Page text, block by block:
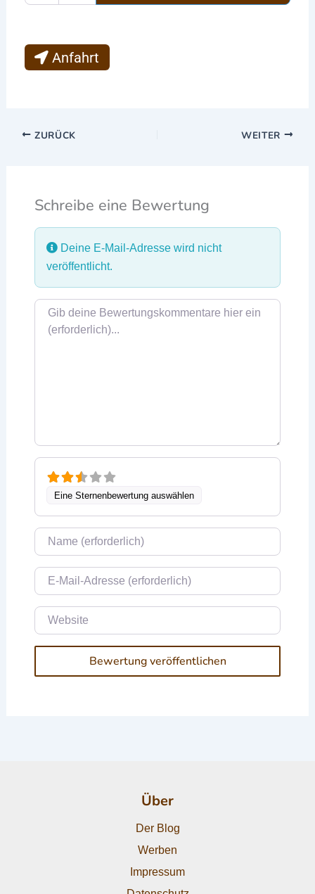
Anfahrt
ZURÜCK WEITER
Schreibe eine Bewertung
Deine E-Mail-Adresse wird nicht
veröffentlicht.
Rezensionstext
Eine Sternenbewertung auswählen
Name
E-Mail
Website
Über
Der Blog
Werben
Impressum